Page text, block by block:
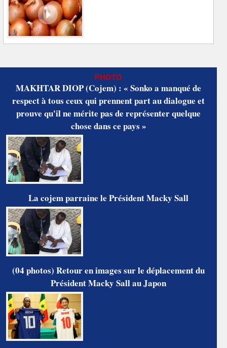
PHOTO
MAKHTAR DIOP (Cojem) : « Sonko a manqué de
respect à tous ceux qui prennent part au dialogue et
prouve qu'il ne mérite pas de représenter quelque
chose dans ce pays »
La cojem parraine le Président Macky Sall
(04 photos) Retour en images sur le déplacement du
Président Macky Sall au Japon